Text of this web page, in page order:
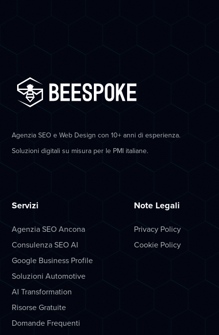
Agenzia SEO e Web Design con 10+ anni di esperienza.
Soluzioni digitali su misura per le PMI italiane.
Servizi
Agenzia SEO Ancona
Consulenza SEO AI
Google Business Profile
Soluzioni Automotive
AI Transformation
Risorse Gratuite
Domande Frequenti
Note Legali
Privacy Policy
Cookie Policy